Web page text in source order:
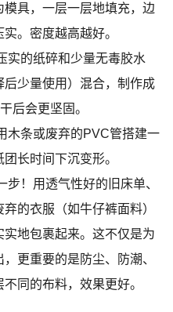
具，一层一层地填充，边
。密度越高越好。
实的纸碎和少量无毒胶水
后少量使用）混合，制作成
后会更坚固。
木条或废弃的PVC管搭建一
长时间下沉变形。
步！用透气性好的旧床单、
的衣服（如牛仔裤面料）
地包裹起来。这不仅是为
更重要的是防尘、防潮、
同的布料，效果更好。